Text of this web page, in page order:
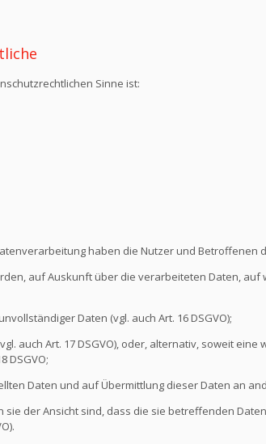
Sinne ist:
haben die Nutzer und Betroffenen
auf Auskunft über die verarbeiteten Daten,
Daten (vgl. auch Art. 16 DSGVO);
auch Art. 17 DSGVO), oder, alternativ, soweit
DSGVO;
Daten und auf Übermittlung dieser Daten an
der Ansicht sind, dass die sie betreffenden